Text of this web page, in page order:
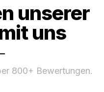
unserer
uns
800+ Bewertungen.